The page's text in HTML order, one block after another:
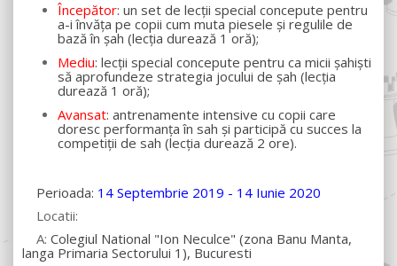
Începător: un set de lecții special concepute pentru
a-i învăța pe copii cum muta piesele și regulile de
bază în șah (lecția durează 1 oră);
Mediu: lecții special concepute pentru ca micii șahiști
să aprofundeze strategia jocului de șah (lecția
durează 1 oră);
Avansat: antrenamente intensive cu copii care
doresc performanța în sah și participă cu succes la
competiții de sah (lecția durează 2 ore).
Perioada: 14 Septembrie 2019 - 14 Iunie 2020
Locatii:
A: Colegiul National "Ion Neculce" (zona Banu Manta,
langa Primaria Sectorului 1), Bucuresti